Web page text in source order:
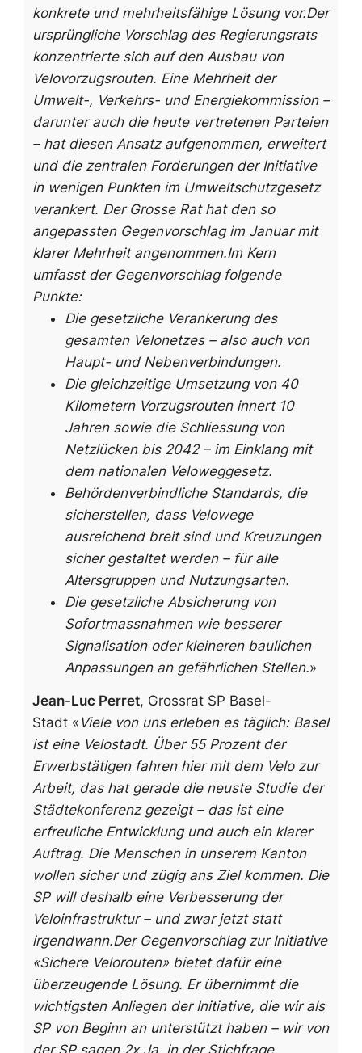
konkrete und mehrheitsfähige Lösung vor.Der
ursprüngliche Vorschlag des Regierungsrats
konzentrierte sich auf den Ausbau von
Velovorzugsrouten. Eine Mehrheit der
Umwelt-, Verkehrs- und Energiekommission –
darunter auch die heute vertretenen Parteien
– hat diesen Ansatz aufgenommen, erweitert
und die zentralen Forderungen der Initiative
in wenigen Punkten im Umweltschutzgesetz
verankert. Der Grosse Rat hat den so
angepassten Gegenvorschlag im Januar mit
klarer Mehrheit angenommen.Im Kern
umfasst der Gegenvorschlag folgende
Punkte:
Die gesetzliche Verankerung des
gesamten Velonetzes – also auch von
Haupt- und Nebenverbindungen.
Die gleichzeitige Umsetzung von 40
Kilometern Vorzugsrouten innert 10
Jahren sowie die Schliessung von
Netzlücken bis 2042 – im Einklang mit
dem nationalen Veloweggesetz.
Behördenverbindliche Standards, die
sicherstellen, dass Velowege
ausreichend breit sind und Kreuzungen
sicher gestaltet werden – für alle
Altersgruppen und Nutzungsarten.
Die gesetzliche Absicherung von
Sofortmassnahmen wie besserer
Signalisation oder kleineren baulichen
Anpassungen an gefährlichen Stellen.»
Jean-Luc Perret, Grossrat SP Basel-
Stadt « Viele von uns erleben es täglich: Basel
ist eine Velostadt. Über 55 Prozent der
Erwerbstätigen fahren hier mit dem Velo zur
Arbeit, das hat gerade die neuste Studie der
Städtekonferenz gezeigt – das ist eine
erfreuliche Entwicklung und auch ein klarer
Auftrag. Die Menschen in unserem Kanton
wollen sicher und zügig ans Ziel kommen. Die
SP will deshalb eine Verbesserung der
Veloinfrastruktur – und zwar jetzt statt
irgendwann.Der Gegenvorschlag zur Initiative
«Sichere Velorouten» bietet dafür eine
überzeugende Lösung. Er übernimmt die
wichtigsten Anliegen der Initiative, die wir als
SP von Beginn an unterstützt haben – wir von
der SP sagen 2x Ja, in der Stichfrage